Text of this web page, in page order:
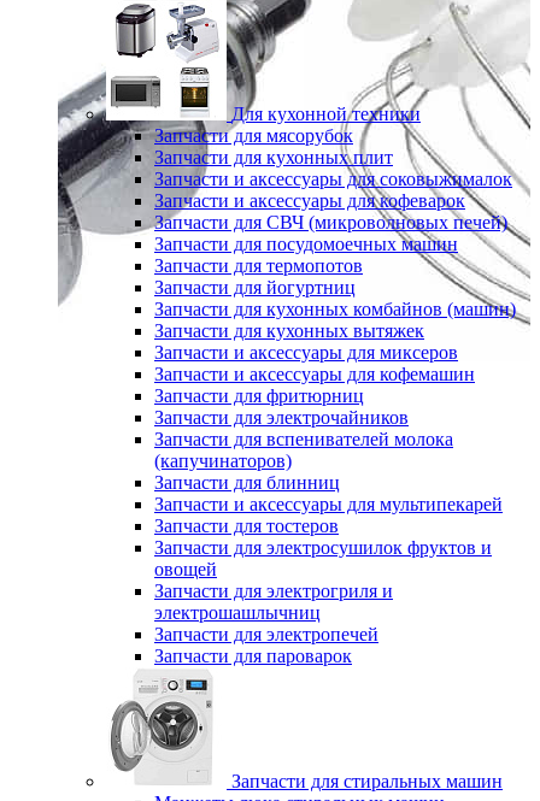
Для кухонной техники
Запчасти для мясорубок
Запчасти для кухонных плит
Запчасти и аксессуары для соковыжималок
Запчасти и аксессуары для кофеварок
Запчасти для СВЧ (микроволновых печей)
Запчасти для посудомоечных машин
Запчасти для термопотов
Запчасти для йогуртниц
Запчасти для кухонных комбайнов (машин)
Запчасти для кухонных вытяжек
Запчасти и аксессуары для миксеров
Запчасти и аксессуары для кофемашин
Запчасти для фритюрниц
Запчасти для электрочайников
Запчасти для вспенивателей молока
(капучинаторов)
Запчасти для блинниц
Запчасти и аксессуары для мультипекарей
Запчасти для тостеров
Запчасти для электросушилок фруктов и
овощей
Запчасти для электрогриля и
электрошашлычниц
Запчасти для электропечей
Запчасти для пароварок
Запчасти для стиральных машин